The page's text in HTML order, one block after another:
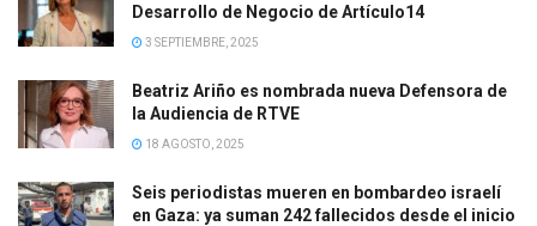
Desarrollo de Negocio de Artículo14
3 SEPTIEMBRE, 2025
Beatriz Ariño es nombrada nueva Defensora de
la Audiencia de RTVE
18 AGOSTO, 2025
Seis periodistas mueren en bombardeo israelí
en Gaza: ya suman 242 fallecidos desde el inicio